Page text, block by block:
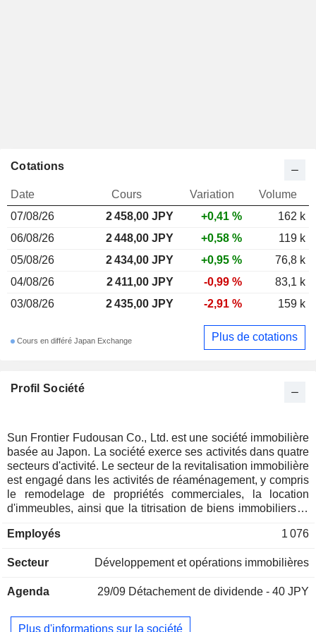
Profil Société
Sun Frontier Fudousan Co., Ltd. est une société immobilière
basée au Japon. La société exerce ses activités dans quatre
secteurs d'activité. Le secteur de la revitalisation immobilière
est engagé dans les activités de réaménagement, y compris
le remodelage de propriétés commerciales, la location
d'immeubles, ainsi que la titrisation de biens immobiliers et
services de courtage en vente pour les immeubles
courtage en location pour les bureaux et les magasins. Le
l'exploitation d'entreprises de gestion immobilière générale
d'entretien. Le segment Autres est engagé dans les activités
Employés 1 076
Secteur Développement et opérations immobilières
Agenda 29/09 Détachement de dividende - 40 JPY
Plus d'informations sur la société
Cotations
Date Cours Variation
Volume
07/08/26
2 458,00 JPY +0,41 %
162 k
06/08/26
2 448,00 JPY +0,58 %
119 k
05/08/26
2 434,00 JPY +0,95 %
76,8 k
04/08/26
2 411,00 JPY -0,99 %
83,1 k
03/08/26
2 435,00 JPY -2,91 % 159 k
Cours en différé Japan Exchange Plus de cotations